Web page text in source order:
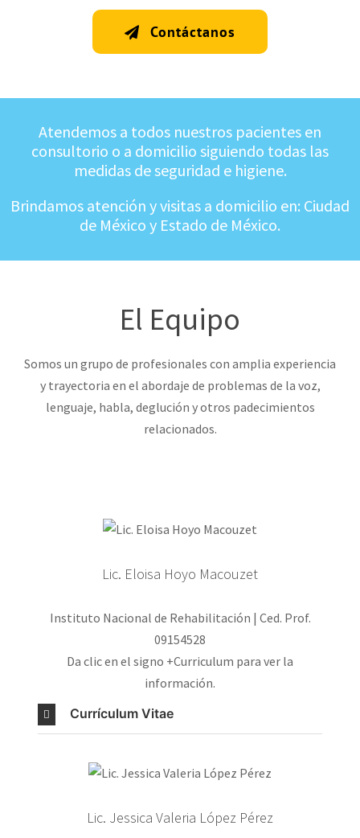
Contáctanos
Atendemos a todos nuestros pacientes en
consultorio o a domicilio siguiendo todas las
medidas de seguridad e higiene.
Brindamos atención y visitas a domicilio en: Ciudad
de México y Estado de México.
El Equipo
Somos un grupo de profesionales con amplia experiencia
y trayectoria en el abordaje de problemas de la voz,
lenguaje, habla, deglución y otros padecimientos
relacionados.
Lic. Eloisa Hoyo Macouzet
Instituto Nacional de Rehabilitación | Ced. Prof.
09154528
Da clic en el signo +Curriculum para ver la
información.
Currículum Vitae
Lic. Jessica Valeria López Pérez